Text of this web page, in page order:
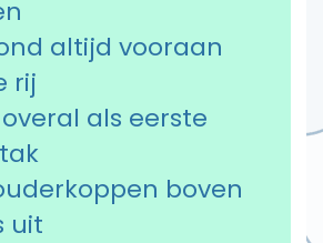
altijd vooraan
rij
als eerste
boven
uit